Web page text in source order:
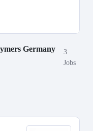
Germany
3
Jobs